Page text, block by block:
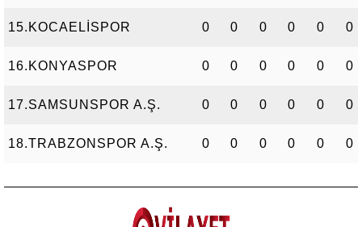
15.KOCAELİSPOR 0 0 0 0 0 0
16.KONYASPOR 0 0 0 0 0 0
17.SAMSUNSPOR A.Ş. 0 0 0 0 0 0
18.TRABZONSPOR A.Ş. 0 0 0 0 0 0